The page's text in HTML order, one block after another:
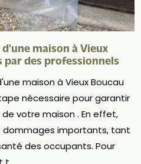
maison à Vieux
par des professionnels
maison à Vieux Boucau
nécessaire pour garantir
votre maison . En effet,
dommages importants, tant
des occupants. Pour